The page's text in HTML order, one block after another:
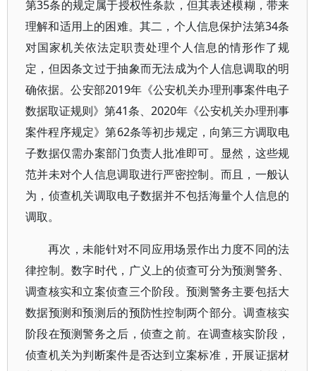
第35条的规定属于授权性条款，但其表述模糊，带来
理解和适用上的困难。其二，个人信息保护法第34条
对国家机关依法定职责处理个人信息的情形作了规
定，但因条文过于抽象而无法成为个人信息调取的明
确依据。公安部2019年《公安机关办理刑事案件电子
数据取证规则》第41条、2020年《公安机关办理刑事
案件程序规定》第62条等初步规定，向第三方调取电
子数据仅需办案部门负责人批准即可。显然，这些规
范并未对个人信息调取进行严密控制。而且，一般认
为，侦查机关调取电子数据并不包括海量个人信息的
调取。
再次，未能针对不同应用场景作出力度不同的法
律控制。数字时代，广义上的侦查可分为预测警务、
调查核实和立案侦查三个阶段。预测警务主要包括大
数据预测和预测后的预防性控制两个部分。调查核实
阶段在预测警务之后，侦查之前。在调查核实阶段，
侦查机关为判断案件是否达到立案标准，开展证据材